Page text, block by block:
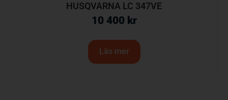
HUSQVARNA LC 347VE
10 400 kr
Läs mer